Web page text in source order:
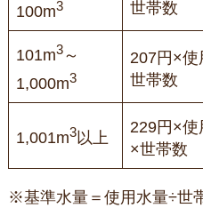
100m3
世帯数
101m3～
1,000m3
207円×使
世帯数
1,001m3以上
229円×使
×世帯数
※基準水量＝使用水量÷世